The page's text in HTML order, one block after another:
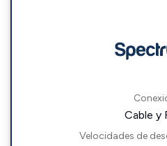
Cable y
Velocidades de